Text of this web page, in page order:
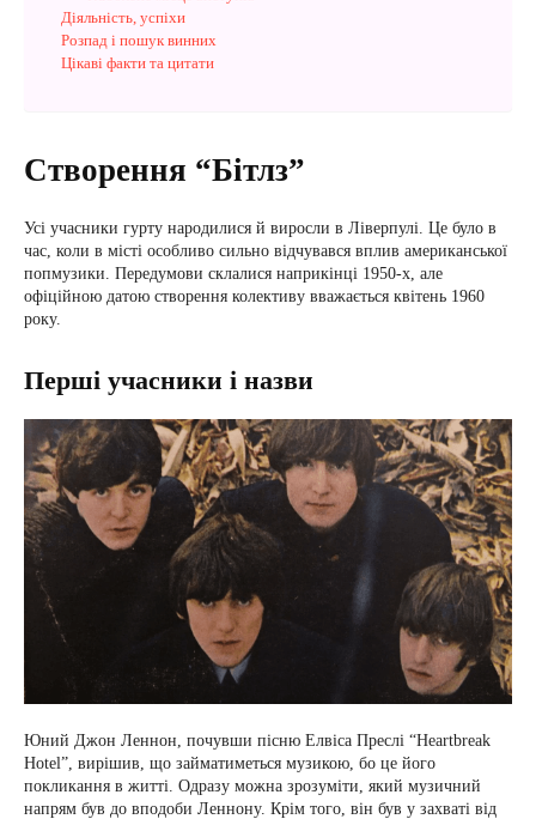
Діяльність, успіхи
Розпад і пошук винних
Цікаві факти та цитати
Створення “Бітлз”
Усі учасники гурту народилися й виросли в Ліверпулі. Це було в
час, коли в місті особливо сильно відчувався вплив американської
попмузики. Передумови склалися наприкінці 1950-х, але
офіційною датою створення колективу вважається квітень 1960
року.
Перші учасники і назви
Юний Джон Леннон, почувши пісню Елвіса Преслі “Heartbreak
Hotel”, вирішив, що займатиметься музикою, бо це його
покликання в житті. Одразу можна зрозуміти, який музичний
напрям був до вподоби Леннону. Крім того, він був у захваті від